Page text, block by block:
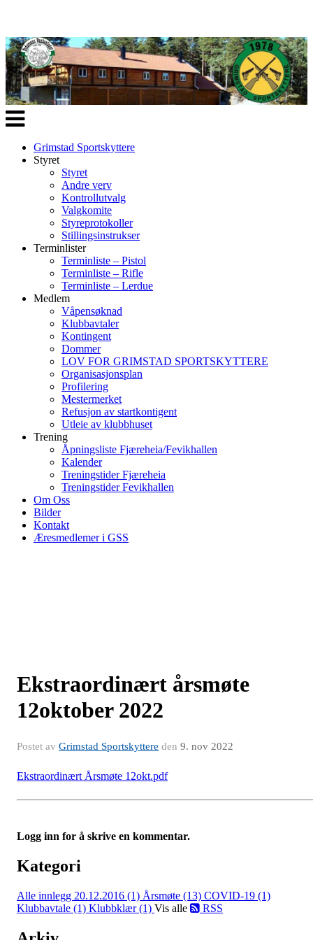
Veksle
navigasjon
Grimstad Sportskyttere
Styret
Styret
Andre verv
Kontrollutvalg
Valgkomite
Styreprotokoller
Stillingsinstrukser
Terminlister
Terminliste – Pistol
Terminliste – Rifle
Terminliste – Lerdue
Medlem
Våpensøknad
Klubbavtaler
Kontingent
Dommer
LOV FOR GRIMSTAD SPORTSKYTTERE
Organisasjonsplan
Profilering
Mestermerket
Refusjon av startkontigent
Utleie av klubbhuset
Trening
Åpningsliste Fjæreheia/Fevikhallen
Kalender
Treningstider Fjæreheia
Treningstider Fevikhallen
Om Oss
Bilder
Kontakt
Æresmedlemer i GSS
Ekstraordinært årsmøte
12oktober 2022
Postet av Grimstad Sportskyttere den 9. nov 2022
Ekstraordinært Årsmøte 12okt.pdf
Logg inn for å skrive en kommentar.
Kategori
Alle innlegg 20.12.2016 (1) Årsmøte (13) COVID-19 (1)
Klubbavtale (1) Klubbklær (1) Vis alle RSS